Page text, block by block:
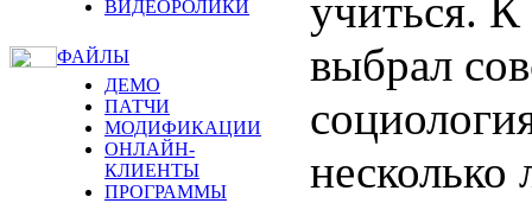
ВИДЕОРОЛИКИ
ФАЙЛЫ
ДЕМО
ПАТЧИ
МОДИФИКАЦИИ
ОНЛАЙН-
КЛИЕНТЫ
ПРОГРАММЫ
учиться.
выбрал
несколько